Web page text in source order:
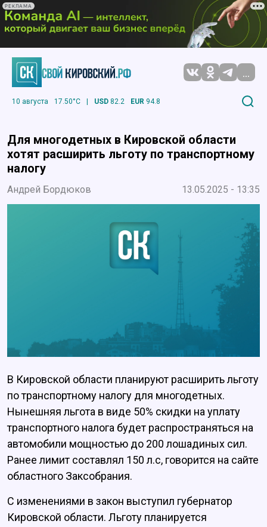
РЕКЛАМА
...
10 августа 17.50°C | USD 82.2 EUR 94.8
Для многодетных в Кировской области
хотят расширить льготу по транспортному
налогу
Андрей Бордюков 13.05.2025 - 13:35
В Кировской области планируют расширить льготу
по транспортному налогу для многодетных.
Нынешняя льгота в виде 50% скидки на уплату
транспортного налога будет распространяться на
автомобили мощностью до 200 лошадиных сил.
Ранее лимит составлял 150 л.с, говорится на сайте
областного Заксобрания.
С изменениями в закон выступил губернатор
Кировской области. Льготу планируется